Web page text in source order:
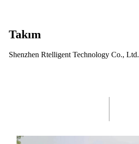
Takım
Shenzhen Rtelligent Technology Co., Ltd.